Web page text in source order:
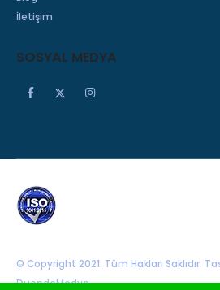
İletişim
SOSYAL MEDYA
© Copyright 2021. Tüm Hakları Saklıdır.
DuendeMedya